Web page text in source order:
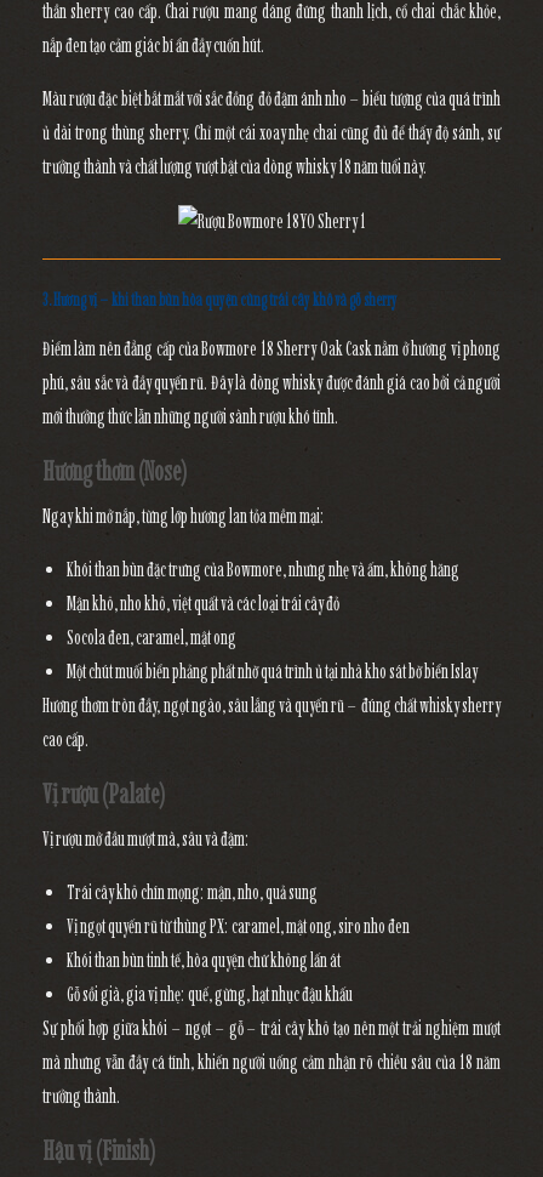
thần sherry cao cấp. Chai rượu mang dáng đứng thanh lịch, cổ chai chắc khỏe,
nắp đen tạo cảm giác bí ẩn đầy cuốn hút.
Màu rượu đặc biệt bắt mắt với sắcđồng đỏ đậm ánh nho – biểu tượng của quá trình
ủ dài trong thùng sherry. Chỉ một cái xoay nhẹ chai cũng đủ để thấy độ sánh, sự
trưởng thành và chất lượng vượt bật của dòng whisky 18 năm tuổi này.
3. Hương vị – khi than bùn hòa quyện cùng trái cây khô và gỗ sherry
Điểm làm nên đẳng cấp của Bowmore 18 Sherry Oak Cask nằm ởhương vị phong
phú, sâu sắc và đầy quyến rũ. Đây là dòng whisky được đánh giá cao bởi cả người
mới thưởng thức lẫn những người sành rượu khó tính.
Hương thơm (Nose)
Ngay khi mở nắp, từng lớp hương lan tỏa mềm mại:
Khói than bùn đặc trưng của Bowmore, nhưng nhẹ và ấm, không hăng
Mận khô, nho khô, việt quất và các loại trái cây đỏ
Socola đen, caramel, mật ong
Một chút muối biển phảng phất nhờ quá trình ủ tại nhà kho sát bờ biển Islay
Hương thơm tròn đầy, ngọt ngào, sâu lắng và quyến rũ – đúng chất whisky sherry
cao cấp.
Vị rượu (Palate)
Vị rượu mở đầu mượt mà, sâu và đậm:
Trái cây khô chín mọng: mận, nho, quả sung
Vị ngọt quyến rũ từ thùng PX: caramel, mật ong, siro nho đen
Khói than bùn tinh tế, hòa quyện chứ không lấn át
Gỗ sồi già, gia vị nhẹ: quế, gừng, hạt nhục đậu khấu
Sự phối hợp giữa khói – ngọt – gỗ – trái cây khô tạo nên một trải nghiệm mượt
mà nhưng vẫn đầy cá tính, khiến người uống cảm nhận rõ chiều sâu của 18 năm
trưởng thành.
Hậu vị (Finish)